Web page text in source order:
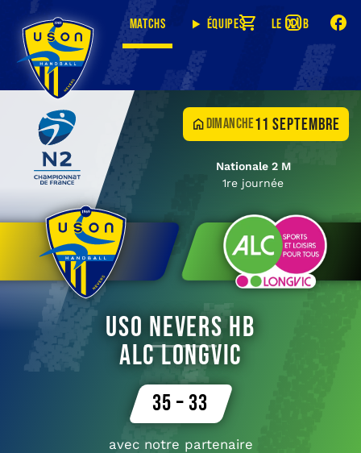
Matchs Équipes Le club
dimanche11 septembre
Nationale 2 M
1re journée
USO Nevers HB
ALC Longvic
35 – 33
avec notre partenaire